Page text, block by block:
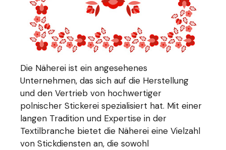
Die Näherei ist ein angesehenes
Unternehmen, das sich auf die Herstellung
und den Vertrieb von hochwertiger
polnischer Stickerei spezialisiert hat. Mit einer
langen Tradition und Expertise in der
Textilbranche bietet die Näherei eine Vielzahl
von Stickdiensten an, die sowohl